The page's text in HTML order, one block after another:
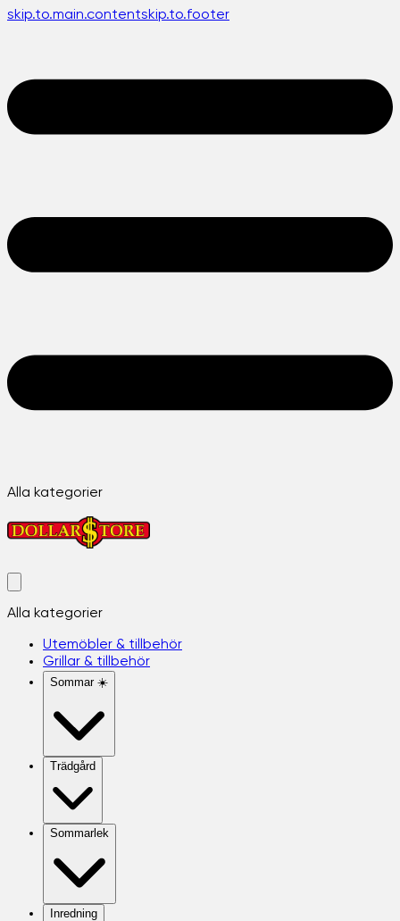
skip.to.main.contentskip.to.footer
Alla kategorier
Alla kategorier
Utemöbler & tillbehör
Grillar & tillbehör
Sommar ☀️
Trädgård
Sommarlek
Inredning